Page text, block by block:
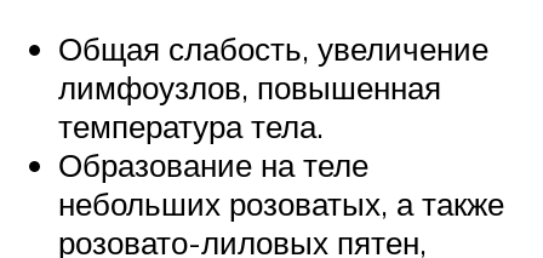
Общая слабость, увеличение
лимфоузлов, повышенная
температура тела.
Образование на теле
небольших розоватых, а также
розовато-лиловых пятен,